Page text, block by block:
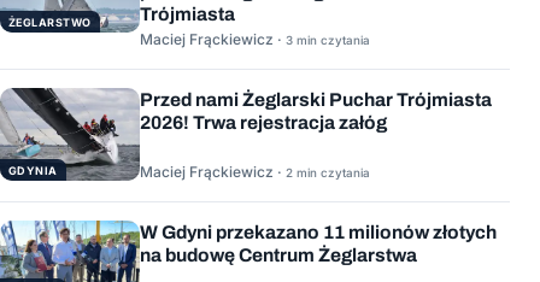
ŻEGLARSTWO
Trójmiasta
Maciej Frąckiewicz · 3 min czytania
GDYNIA
Przed nami Żeglarski Puchar Trójmiasta
2026! Trwa rejestracja załóg
Maciej Frąckiewicz · 2 min czytania
W Gdyni przekazano 11 milionów złotych
na budowę Centrum Żeglarstwa